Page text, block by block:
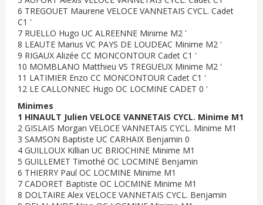
6 TREGOUET Maurene VELOCE VANNETAIS CYCL. Cadet
C1 '
7 RUELLO Hugo UC ALREENNE Minime M2 '
8 LEAUTE Marius VC PAYS DE LOUDEAC Minime M2 '
9 RIGAUX Alizée CC MONCONTOUR Cadet C1 '
10 MOMBLANO Matthieu VS TREGUEUX Minime M2 '
11 LATIMIER Enzo CC MONCONTOUR Cadet C1 '
12 LE CALLONNEC Hugo OC LOCMINE CADET 0 '
Minimes
1 HINAULT Julien VELOCE VANNETAIS CYCL. Minime M1
2 GISLAIS Morgan VELOCE VANNETAIS CYCL. Minime M1
3 SAMSON Baptiste UC CARHAIX Benjamin 0
4 GUILLOUX Killian UC BRIOCHINE Minime M1
5 GUILLEMET Timothé OC LOCMINE Benjamin
6 THIERRY Paul OC LOCMINE Minime M1
7 CADORET Baptiste OC LOCMINE Minime M1
8 DOLTAIRE Alex VELOCE VANNETAIS CYCL. Benjamin